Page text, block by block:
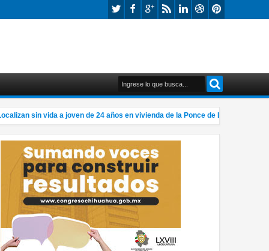
sin vida a joven de 24 años en vivienda de la Ponce de León